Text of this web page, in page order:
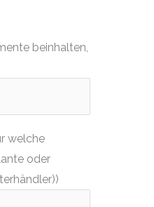
beinhalten,
welche
oder